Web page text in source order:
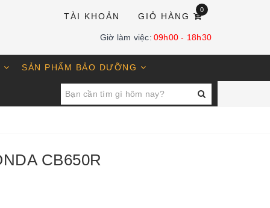
TÀI KHOẢN GIỎ HÀNG
0
Giờ làm việc: 09h00 - 18h30
SẢN PHẨM BẢO DƯỠNG
CB650R